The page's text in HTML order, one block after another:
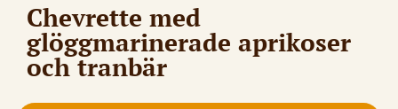
Chevrette med
glöggmarinerade aprikoser
och tranbär